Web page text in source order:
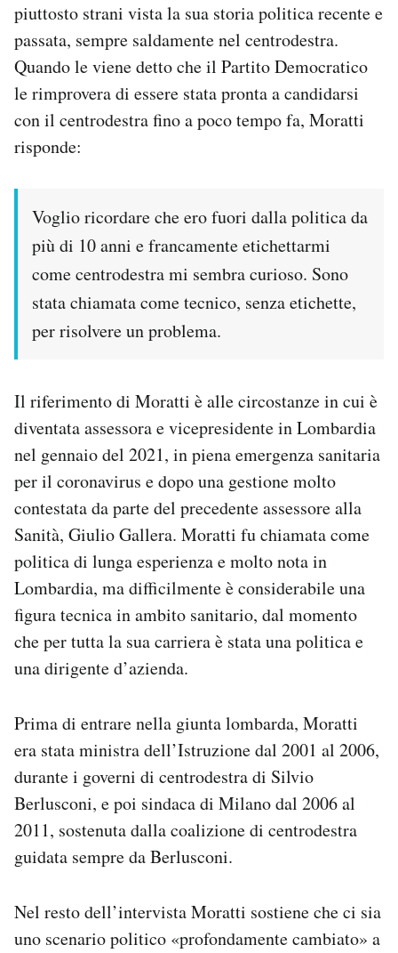
piuttosto strani vista la sua storia politica recente e
passata, sempre saldamente nel centrodestra.
Quando le viene detto che il Partito Democratico
le rimprovera di essere stata pronta a candidarsi
con il centrodestra fino a poco tempo fa, Moratti
risponde:
Voglio ricordare che ero fuori dalla politica da
più di 10 anni e francamente etichettarmi
come centrodestra mi sembra curioso. Sono
stata chiamata come tecnico, senza etichette,
per risolvere un problema.
Il riferimento di Moratti è alle circostanze in cui è
diventata assessora e vicepresidente in Lombardia
nel gennaio del 2021, in piena emergenza sanitaria
per il coronavirus e dopo una gestione molto
contestata da parte del precedente assessore alla
Sanità, Giulio Gallera. Moratti fu chiamata come
politica di lunga esperienza e molto nota in
Lombardia, ma difficilmente è considerabile una
figura tecnica in ambito sanitario, dal momento
che per tutta la sua carriera è stata una politica e
una dirigente d’azienda.
Prima di entrare nella giunta lombarda, Moratti
era stata ministra dell’Istruzione dal 2001 al 2006,
durante i governi di centrodestra di Silvio
Berlusconi, e poi sindaca di Milano dal 2006 al
2011, sostenuta dalla coalizione di centrodestra
guidata sempre da Berlusconi.
Nel resto dell’intervista Moratti sostiene che ci sia
uno scenario politico «profondamente cambiato» a